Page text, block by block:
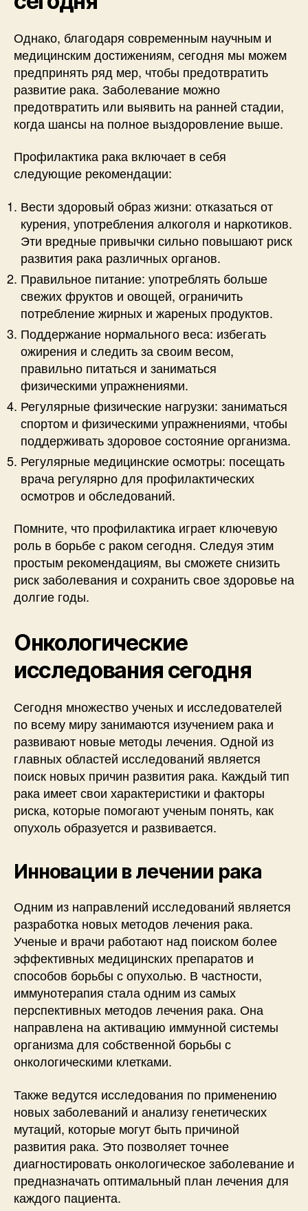
Однако, благодаря современным научным и
медицинским достижениям, сегодня мы можем
предпринять ряд мер, чтобы предотвратить
развитие рака. Заболевание можно
предотвратить или выявить на ранней стадии,
когда шансы на полное выздоровление выше.
Профилактика рака включает в себя
следующие рекомендации:
Вести здоровый образ жизни: отказаться от
курения, употребления алкоголя и наркотиков.
Эти вредные привычки сильно повышают риск
развития рака различных органов.
Правильное питание: употреблять больше
свежих фруктов и овощей, ограничить
потребление жирных и жареных продуктов.
Поддержание нормального веса: избегать
ожирения и следить за своим весом,
правильно питаться и заниматься
физическими упражнениями.
Регулярные физические нагрузки: заниматься
спортом и физическими упражнениями, чтобы
поддерживать здоровое состояние организма.
Регулярные медицинские осмотры: посещать
врача регулярно для профилактических
осмотров и обследований.
Помните, что профилактика играет ключевую
роль в борьбе с раком сегодня. Следуя этим
простым рекомендациям, вы сможете снизить
риск заболевания и сохранить свое здоровье на
долгие годы.
Онкологические
исследования сегодня
Сегодня множество ученых и исследователей
по всему миру занимаются изучением рака и
развивают новые методы лечения. Одной из
главных областей исследований является
поиск новых причин развития рака. Каждый тип
рака имеет свои характеристики и факторы
риска, которые помогают ученым понять, как
опухоль образуется и развивается.
Инновации в лечении рака
Одним из направлений исследований является
разработка новых методов лечения рака.
Ученые и врачи работают над поиском более
эффективных медицинских препаратов и
способов борьбы с опухолью. В частности,
иммунотерапия стала одним из самых
перспективных методов лечения рака. Она
направлена на активацию иммунной системы
организма для собственной борьбы с
онкологическими клетками.
Также ведутся исследования по применению
новых заболеваний и анализу генетических
мутаций, которые могут быть причиной
развития рака. Это позволяет точнее
диагностировать онкологическое заболевание и
предназначать оптимальный план лечения для
каждого пациента.